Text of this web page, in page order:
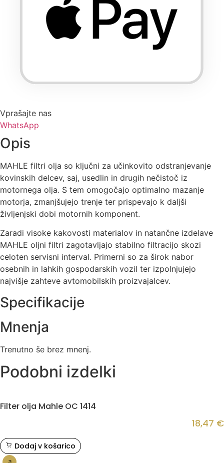
Vprašajte nas
WhatsApp
Opis
MAHLE filtri olja so ključni za učinkovito odstranjevanje
kovinskih delcev, saj, usedlin in drugih nečistoč iz
motornega olja. S tem omogočajo optimalno mazanje
motorja, zmanjšujejo trenje ter prispevajo k daljši
življenjski dobi motornih komponent.
Zaradi visoke kakovosti materialov in natančne izdelave
MAHLE oljni filtri zagotavljajo stabilno filtracijo skozi
celoten servisni interval. Primerni so za širok nabor
osebnih in lahkih gospodarskih vozil ter izpolnjujejo
najvišje zahteve avtomobilskih proizvajalcev.
Specifikacije
Mnenja
Trenutno še brez mnenj.
Podobni izdelki
Filter olja Mahle OC 1414
18,47 €
Dodaj v košarico